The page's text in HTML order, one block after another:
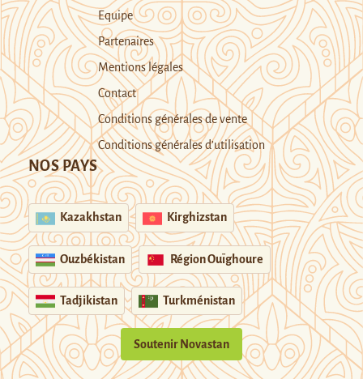
Equipe
Partenaires
Mentions légales
Contact
Conditions générales de vente
Conditions générales d’utilisation
NOS PAYS
Kazakhstan Kirghizstan
Ouzbékistan Région Ouïghoure
Tadjikistan Turkménistan
Soutenir Novastan